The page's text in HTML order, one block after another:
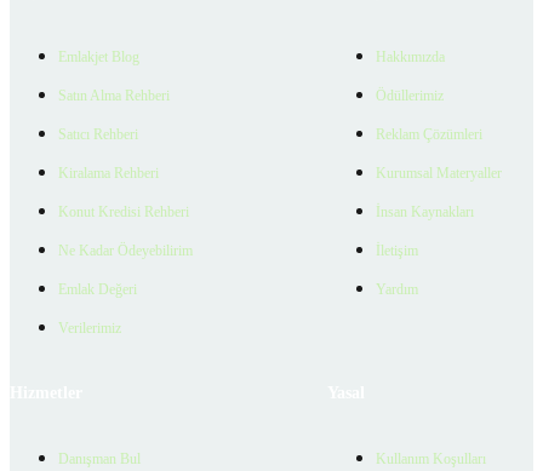
Emlakjet Blog
Satın Alma Rehberi
Satıcı Rehberi
Kiralama Rehberi
Konut Kredisi Rehberi
Ne Kadar Ödeyebilirim
Emlak Değeri
Verilerimiz
Hakkımızda
Ödüllerimiz
Reklam Çözümleri
Kurumsal Materyaller
İnsan Kaynakları
İletişim
Yardım
Danışman Bul Kullanım Koşulları